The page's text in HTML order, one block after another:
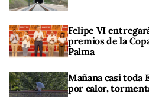
Felipe VI
premios de la
Palma
Mañana casi toda
por calor,